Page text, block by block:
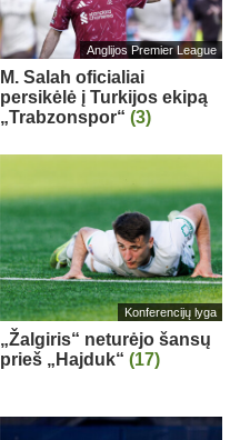
Anglijos Premier League
M. Salah oficialiai
persikėlė į Turkijos ekipą
„Trabzonspor“ (3)
Konferencijų lyga
„Žalgiris“ neturėjo šansų
prieš „Hajduk“ (17)